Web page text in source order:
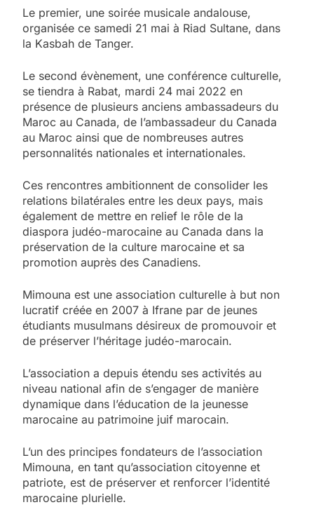
Le premier, une soirée musicale andalouse,
organisée ce samedi 21 mai à Riad Sultane, dans
la Kasbah de Tanger.
Le second évènement, une conférence culturelle,
se tiendra à Rabat, mardi 24 mai 2022 en
présence de plusieurs anciens ambassadeurs du
Maroc au Canada, de l’ambassadeur du Canada
au Maroc ainsi que de nombreuses autres
personnalités nationales et internationales.
Ces rencontres ambitionnent de consolider les
relations bilatérales entre les deux pays, mais
également de mettre en relief le rôle de la
diaspora judéo-marocaine au Canada dans la
préservation de la culture marocaine et sa
promotion auprès des Canadiens.
Mimouna est une association culturelle à but non
lucratif créée en 2007 à Ifrane par de jeunes
étudiants musulmans désireux de promouvoir et
de préserver l’héritage judéo-marocain.
L’association a depuis étendu ses activités au
niveau national afin de s’engager de manière
dynamique dans l’éducation de la jeunesse
marocaine au patrimoine juif marocain.
L’un des principes fondateurs de l’association
Mimouna, en tant qu’association citoyenne et
patriote, est de préserver et renforcer l’identité
marocaine plurielle.
2025, l’année la plus
meurtrière selon le
rapport d’ADL contre
FRANCE